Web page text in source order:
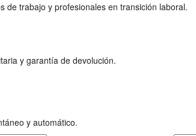
de trabajo y profesionales en transición laboral.
y garantía de devolución.
y automático.